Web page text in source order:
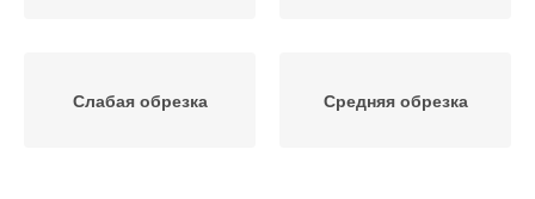
Слабая обрезка Средняя обрезка